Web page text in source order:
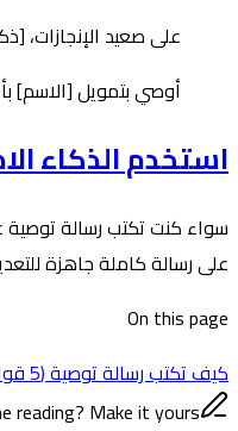
على صعيد الإنجازات،
أوصي بتمويل [الاسم]
استخدم الذكاء
سواء كنت تكتب رسالة توصية
على رسالة كاملة جاهزة
On this page
كيف تكتب رسالة توصية (5 قوالب + مولّد ذكاء اصطناعي مجاني)
reading? Make it yours